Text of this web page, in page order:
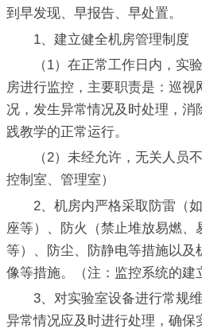
到早发现、早报告、早处置。
1、建立健全机房管理制度
（1）在正常工作日内，实验
房进行监控，主要职责是：巡
况，发生异常情况及时处理，消
践教学的正常运行。
（2）未经允许，无关人员不
控制室、管理室）
2、机房内严格采取防雷（如
座等）、防火（禁止堆放易燃、
等）、防尘、防静电等措施以及
像等措施。（注：监控系统的建
3、对实验室设备进行常规维
异常情况应及时进行处理，确保